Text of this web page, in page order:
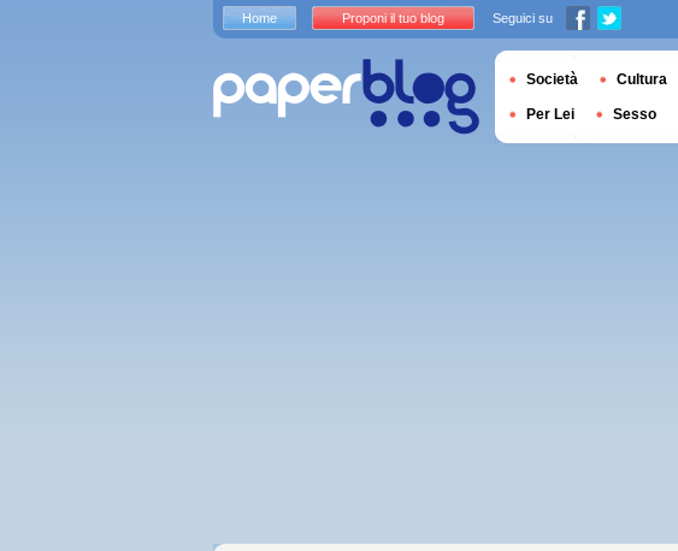
Home Proponi il tuo blog Seguici su
Società Cultura
Per Lei Sesso